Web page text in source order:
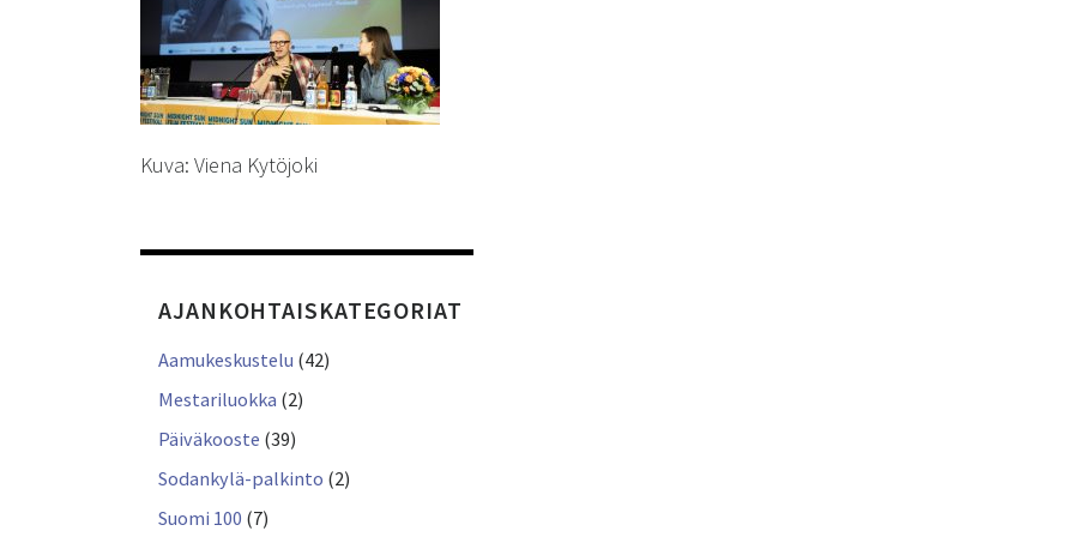
Kuva: Viena Kytöjoki
AJANKOHTAISKATEGORIAT
Aamukeskustelu (42)
Mestariluokka (2)
Päiväkooste (39)
Sodankylä-palkinto (2)
Suomi 100 (7)